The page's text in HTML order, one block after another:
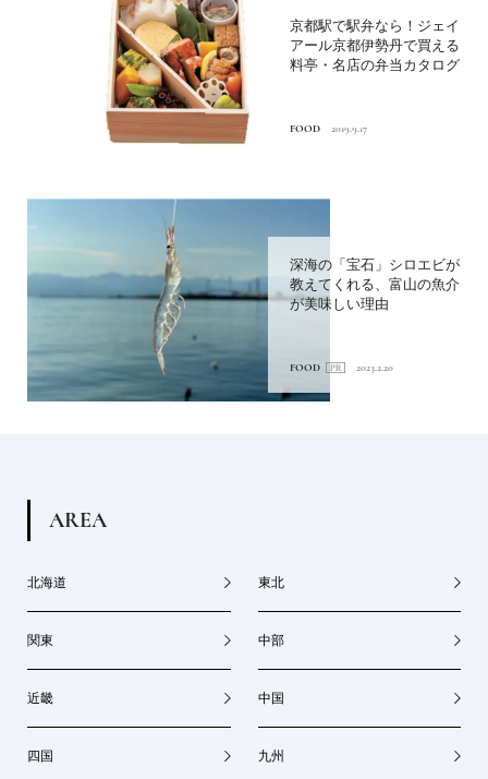
京都駅で駅弁なら！ジェイ
アール京都伊勢丹で買える
料亭・名店の弁当カタログ
FOOD 2019.9.17
深海の「宝石」シロエビが
教えてくれる、富山の魚介
が美味しい理由
FOOD 2023.2.20
AREA
北海道 東北
関東 中部
近畿 中国
四国 九州